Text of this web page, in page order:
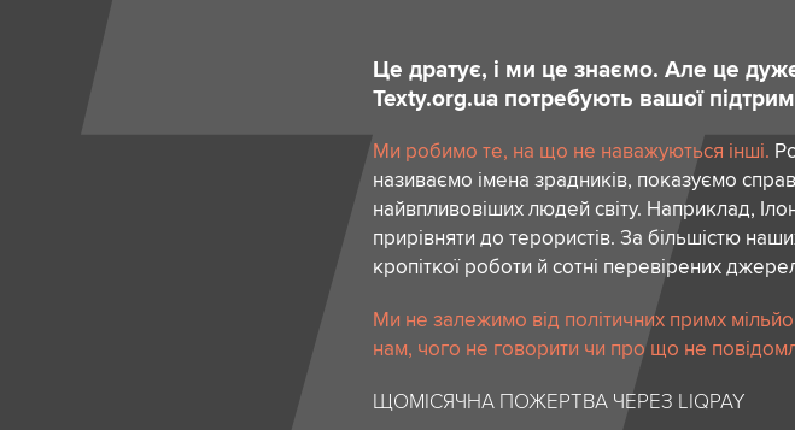
Це дратує, і ми це знаємо. Але це
Texty.org.ua потребують вашої
Ми робимо те, на що не наважуються інші.
називаємо імена зрадників, показуємо
найвпливовіших людей світу. Наприклад,
прирівняти до терористів. За більшістю
кропіткої роботи й сотні перевірених
Ми не залежимо від політичних примх
нам, чого не говорити чи про що не
ЩОМІСЯЧНА ПОЖЕРТВА ЧЕРЕЗ LIQPAY